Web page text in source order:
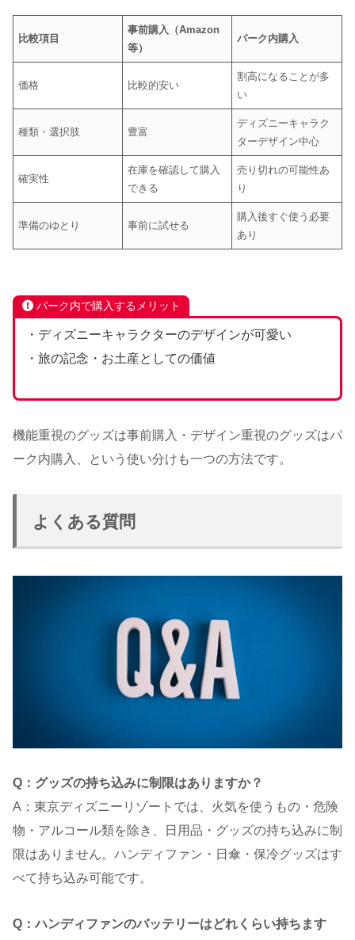
比較項目
事前購入（Amazon
等）
パーク内購入
価格 比較的安い
割高になることが多
い
種類・選択肢 豊富
ディズニーキャラク
ターデザイン中心
確実性
在庫を確認して購入
できる
売り切れの可能性あ
り
準備のゆとり 事前に試せる
購入後すぐ使う必要
あり
パーク内で購入するメリット
・ディズニーキャラクターのデザインが可愛い
・旅の記念・お土産としての価値
機能重視のグッズは事前購入・デザイン重視のグッズはパ
ーク内購入、という使い分けも一つの方法です。
よくある質問
Q：グッズの持ち込みに制限はありますか？
A：東京ディズニーリゾートでは、火気を使うもの・危険
物・アルコール類を除き、日用品・グッズの持ち込みに制
限はありません。ハンディファン・日傘・保冷グッズはす
べて持ち込み可能です。
Q：ハンディファンのバッテリーはどれくらい持ちます